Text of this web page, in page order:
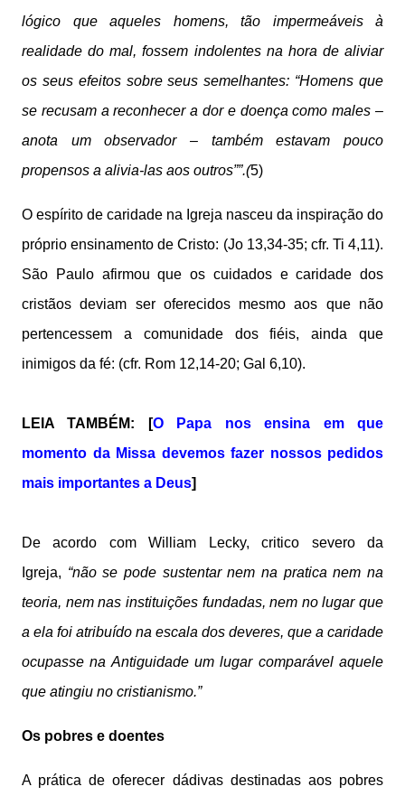
lógico que aqueles homens, tão impermeáveis à
realidade do mal, fossem indolentes na hora de aliviar
os seus efeitos sobre seus semelhantes: “Homens que
se recusam a reconhecer a dor e doença como males –
anota um observador – também estavam pouco
propensos a alivia-las aos outros””.(5)
O espírito de caridade na Igreja nasceu da inspiração do
próprio ensinamento de Cristo: (Jo 13,34-35; cfr. Ti 4,11).
São Paulo afirmou que os cuidados e caridade dos
cristãos deviam ser oferecidos mesmo aos que não
pertencessem a comunidade dos fiéis, ainda que
inimigos da fé: (cfr. Rom 12,14-20; Gal 6,10).
LEIA TAMBÉM: [O Papa nos ensina em que
momento da Missa devemos fazer nossos pedidos
mais importantes a Deus]
De acordo com William Lecky, critico severo da
Igreja, “não se pode sustentar nem na pratica nem na
teoria, nem nas instituições fundadas, nem no lugar que
a ela foi atribuído na escala dos deveres, que a caridade
ocupasse na Antiguidade um lugar comparável aquele
que atingiu no cristianismo.”
Os pobres e doentes
A prática de oferecer dádivas destinadas aos pobres